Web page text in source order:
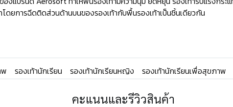
ดยการฉีดติดส่วนด้านบนของรองเท้ากับพื้นรองเท้าเป็นชิ้นเดียวกัน
พ รองเท้านักเรียน รองเท้านักเรียนหญิง รองเท้านักเรียนเพื่อสุขภาพ
คะแนนและรีวิวสินค้า